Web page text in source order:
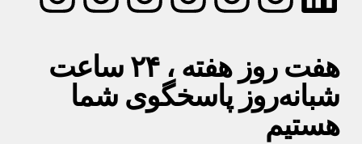
هفت روز هفته ، ۲۴ ساعت
شبانه‌روز پاسخگوی شما
هستیم